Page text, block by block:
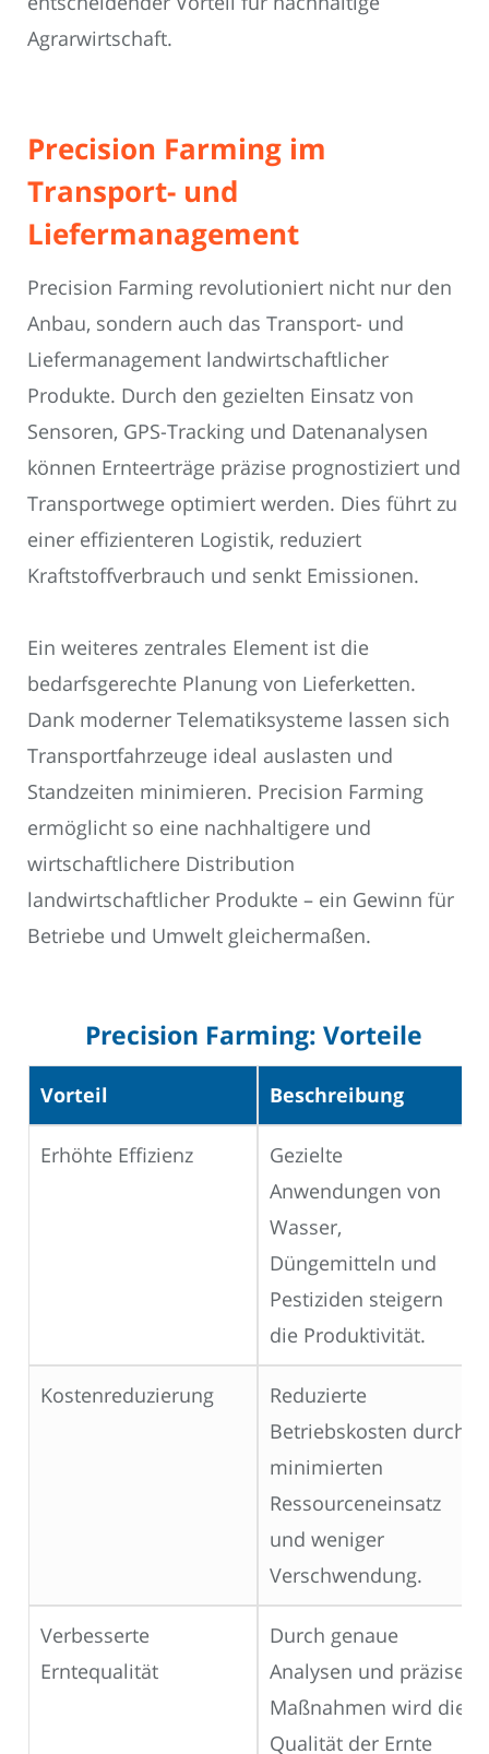
Agrarwirtschaft.
Precision Farming im
Transport- und
Liefermanagement
Precision Farming revolutioniert nicht nur den
Anbau, sondern auch das Transport- und
Liefermanagement landwirtschaftlicher
Produkte. Durch den gezielten Einsatz von
Sensoren, GPS-Tracking und Datenanalysen
können Ernteerträge präzise prognostiziert und
Transportwege optimiert werden. Dies führt zu
einer effizienteren Logistik, reduziert
Kraftstoffverbrauch und senkt Emissionen.
Ein weiteres zentrales Element ist die
bedarfsgerechte Planung von Lieferketten.
Dank moderner Telematiksysteme lassen sich
Transportfahrzeuge ideal auslasten und
Standzeiten minimieren. Precision Farming
ermöglicht so eine nachhaltigere und
wirtschaftlichere Distribution
landwirtschaftlicher Produkte – ein Gewinn für
Betriebe und Umwelt gleichermaßen.
Precision Farming: Vorteile
Vorteil Beschreibung
Erhöhte Effizienz
Gezielte
Anwendungen von
Wasser,
Düngemitteln und
Pestiziden steigern
die Produktivität.
Kostenreduzierung
Reduzierte
Betriebskosten durch
minimierten
Ressourceneinsatz
und weniger
Verschwendung.
Verbesserte
Erntequalität
Durch genaue
Analysen und präzise
Maßnahmen wird die
Qualität der Ernte